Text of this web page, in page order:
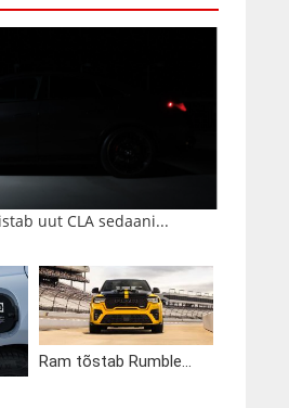
uut CLA sedaani...
Ram tõstab Rumble...